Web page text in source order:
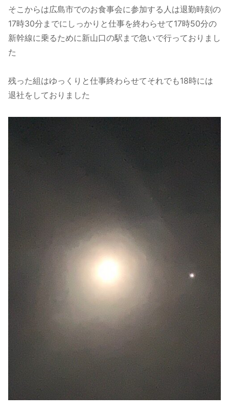
そこからは広島市でのお食事会に参加する人は退勤時刻の
17時30分までにしっかりと仕事を終わらせて17時50分の
新幹線に乗るために新山口の駅まで急いで行っておりまし
た
残った組はゆっくりと仕事終わらせてそれでも18時には
退社をしておりました